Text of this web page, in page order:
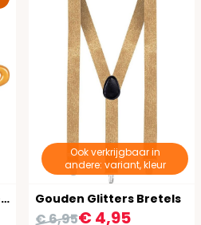
Gouden Aladdin Wonderlamp
Ook verkrijgbaar in
andere: variant, kleur
Gouden Glitters Bretels
€ 4,95
€ 6,95